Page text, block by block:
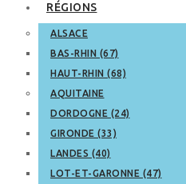
RÉGIONS
ALSACE
BAS-RHIN (67)
HAUT-RHIN (68)
AQUITAINE
DORDOGNE (24)
GIRONDE (33)
LANDES (40)
LOT-ET-GARONNE (47)